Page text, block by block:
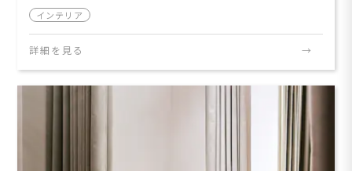
インテリア
詳細を見る